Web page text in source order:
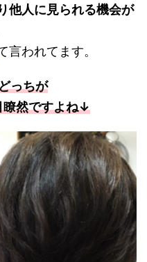
他人に見られる機会が
言われてます。
っちが
瞭然ですよね↓